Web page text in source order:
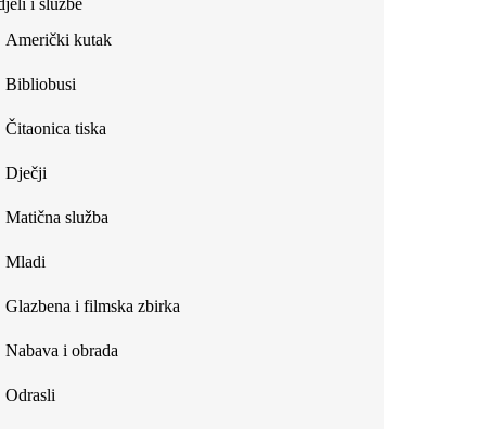
external)
i službe
Američki kutak
Bibliobusi
Čitaonica tiska
Dječji
Matična služba
Mladi
Glazbena i filmska zbirka
Nabava i obrada
Odrasli